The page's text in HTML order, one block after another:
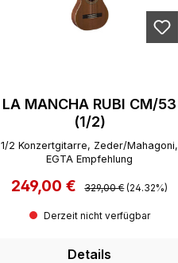
LA MANCHA RUBI CM/53
(1/2)
1/2 Konzertgitarre, Zeder/Mahagoni,
EGTA Empfehlung
Verkaufspreis:
249,00 € Regulärer Preis:
329,00 € (24.32%)
Derzeit nicht verfügbar
Details